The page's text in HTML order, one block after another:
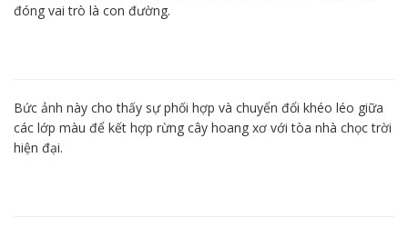
đóng vai trò là con đường.
Bức ảnh này cho thấy sự phối hợp và chuyển đổi khéo léo giữa
các lớp màu để kết hợp rừng cây hoang xơ với tòa nhà chọc trời
hiện đại.